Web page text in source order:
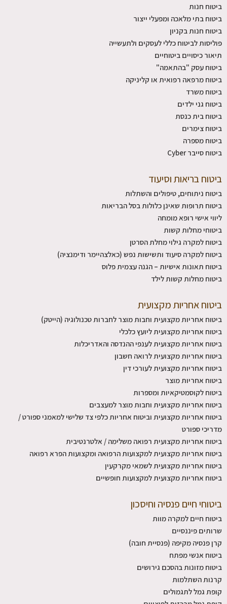
ביטוח חנות
ביטוח בתי מלאכה ומפעלי ייצור
ביטוח חנות בקניון
פוליסות לביטוח כללי לעסקים ולתעשייה
תיאור כיסויים ביטוחיים
ביטוח עסק "בהתאמה"
ביטוח מרפאה רפואית או קליניקה
ביטוח משרד
ביטוח גני ילדים
ביטוח בית כנסת
ביטוח צימרים
ביטוח מספרה
ביטוח סייבר Cyber
ביטוח בריאות וסיעוד
ביטוח ניתוחים, טיפולים והשתלות
ביטוח תרופות שאינן כלולות בסל הבריאות
ליווי אישי רופא מומחה
ביטוחי מחלות קשות
ביטוח למקרה גילוי מחלת הסרטן
ביטוח למקרה סיעוד ותשישות נפש (כאלצהיימר ודימנציה)
ביטוח תאונות אישיות – הגנה עצמית פלוס
ביטוח מחלות קשות לילד
ביטוח אחריות מקצועית
ביטוח אחריות מקצועית וחבות מוצר לחברות טכנולוגיה (הייטק)
ביטוח אחריות מקצועית ליועץ כלכלי
ביטוח אחריות מקצועית לענפי ההנדסה והאדריכלות
ביטוח אחריות מקצועית לרואה חשבון
ביטוח אחריות מקצועית לעורכי דין
ביטוח אחריות מוצר
ביטוח לקוסמטיקאיות ומספרות
ביטוח אחריות מקצועית וחבות מוצר למעצבים
ביטוח אחריות מקצועית וביטוח אחריות כלפי צד שלישי למאמני ספורט /
מדריכי ספורט
ביטוח אחריות מקצועית רפואה משלימה / אלטרנטיבית
ביטוח אחריות מקצועית למקצועות הרפואה ומקצועות הפרא רפואה
ביטוח אחריות מקצועית לשמאי מקרקעין
ביטוח אחריות מקצועית למקצועות חופשיים
ביטוחי חיים פנסיה וחיסכון
ביטוח חיים למקרה מוות
שרותים פיננסיים
קרן פנסיה מקיפה (פנסיית חובה)
ביטוח אנשי מפתח
ביטוח מזונות בהסכם גירושים
קרנות השתלמות
קופת גמל לתגמולים